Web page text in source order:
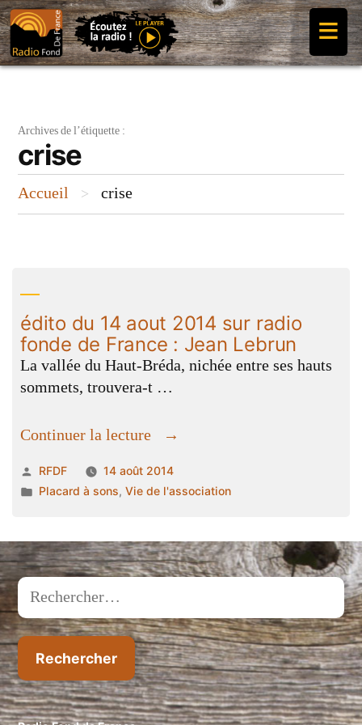
Aller
au
contenu
≡
Archives de l’étiquette :
crise
Accueil > crise
édito du 14 aout 2014 sur radio
fonde de France : Jean Lebrun
La vallée du Haut-Bréda, nichée entre ses hauts
sommets, trouvera-t …
Continuer la lecture
« édito
14
aout
sur
radio
France
:
Jean
Lebrun »
Publié
par
RFDF
14 août 2014
Publié
Placard à sons,Vie de l'association
Rechercher :